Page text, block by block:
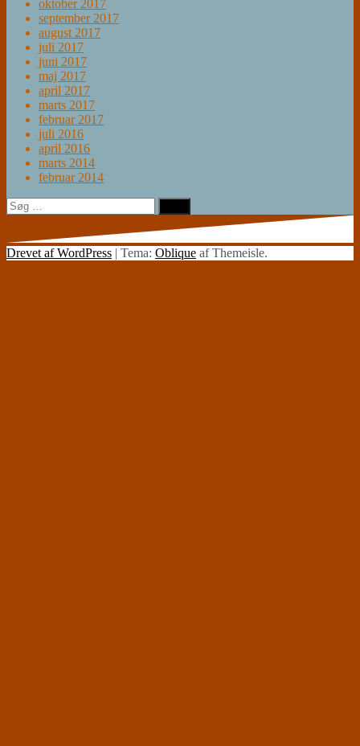
oktober 2017
september 2017
august 2017
juli 2017
juni 2017
maj 2017
april 2017
marts 2017
februar 2017
juli 2016
april 2016
marts 2014
februar 2014
Søg
efter:
Drevet af WordPress | Tema: Oblique af Themeisle.